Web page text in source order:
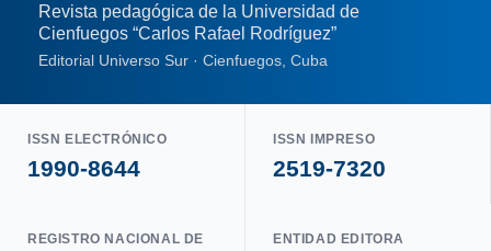
Revista pedagógica de la Universidad de
Cienfuegos “Carlos Rafael Rodríguez”
Editorial Universo Sur · Cienfuegos, Cuba
ISSN ELECTRÓNICO
1990-8644
ISSN IMPRESO
2519-7320
REGISTRO NACIONAL DE
ENTIDAD EDITORA